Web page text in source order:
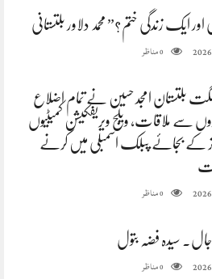
ایک زندگی ختم؟” محمد دلاور بلتستانی
0مناظر
بلتستان امجد حسین نے تمام اضلاع
سے ملاقات، ویلج ویریفکیشن کمیٹیوں
کے بجائے پبلک اسمبلی میں کرنے
0مناظر
سیدہ فضہ بتول
0مناظر